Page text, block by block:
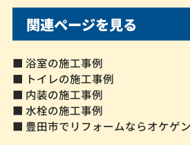
関連ページを見る
■ 浴室の施工事例
■ トイレの施工事例
■ 内装の施工事例
■ 水栓の施工事例
■ 豊田市でリフォームならオケゲ